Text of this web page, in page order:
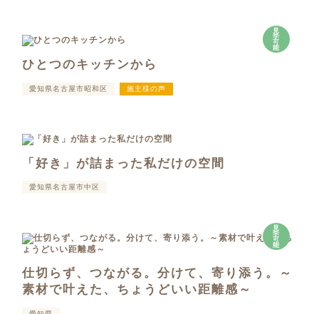
見
学
可
能
ひとつのキッチンから
愛知県名古屋市昭和区 施主様の声
「好き」が詰まった私だけの空間
愛知県名古屋市中区
見
学
可
能
仕切らず、つながる。分けて、寄り添う。～
素材で叶えた、ちょうどいい距離感～